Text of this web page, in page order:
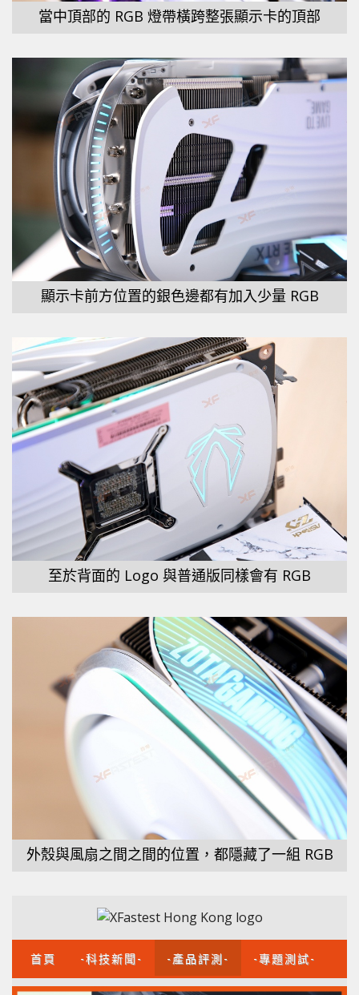
當中頂部的 RGB 燈帶橫跨整張顯示卡的頂部
顯示卡前方位置的銀色邊都有加入少量 RGB
至於背面的 Logo 與普通版同樣會有 RGB
外殼與風扇之間之間的位置，都隱藏了一組 RGB